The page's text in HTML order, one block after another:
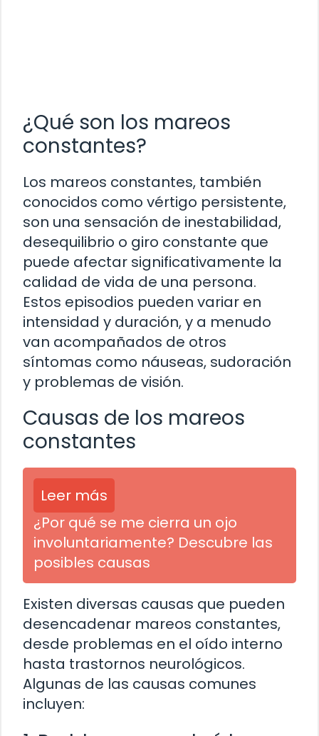
¿Qué son los mareos
constantes?
Los mareos constantes, también
conocidos como vértigo persistente,
son una sensación de inestabilidad,
desequilibrio o giro constante que
puede afectar significativamente la
calidad de vida de una persona.
Estos episodios pueden variar en
intensidad y duración, y a menudo
van acompañados de otros
síntomas como náuseas, sudoración
y problemas de visión.
Causas de los mareos
constantes
Leer más
¿Por qué se me cierra un ojo
involuntariamente? Descubre las
posibles causas
Existen diversas causas que pueden
desencadenar mareos constantes,
desde problemas en el oído interno
hasta trastornos neurológicos.
Algunas de las causas comunes
incluyen: